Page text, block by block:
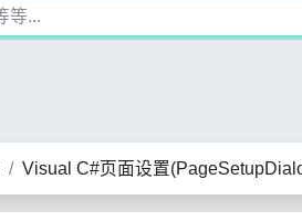
Visual C#页面设置